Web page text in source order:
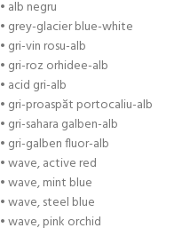
• alb negru
• grey-glacier blue-white
• gri-vin rosu-alb
• gri-roz orhidee-alb
• acid gri-alb
• gri-proaspăt portocaliu-alb
• gri-sahara galben-alb
• gri-galben fluor-alb
• wave, active red
• wave, mint blue
• wave, steel blue
• wave, pink orchid